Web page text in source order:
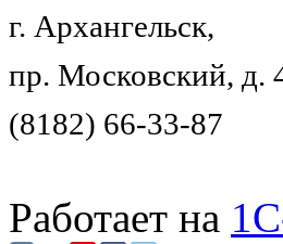
г. Архангельск,
пр. Московский, д.
(8182) 66-33-87
Работает на